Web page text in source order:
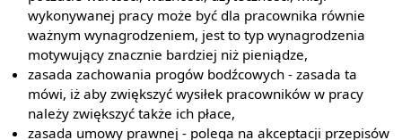
wykonywanej pracy może być dla pracownika równie
ważnym wynagrodzeniem, jest to typ wynagrodzenia
motywujący znacznie bardziej niż pieniądze,
zasada zachowania progów bodźcowych - zasada ta
mówi, iż aby zwiększyć wysiłek pracowników w pracy
należy zwiększyć także ich płace,
zasada umowy prawnej - polega na akceptacji przepisów